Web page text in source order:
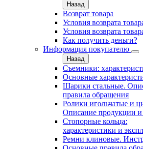
Назад
Возврат товара
Условия возврата
Условия возврата
Как получить деньги?
Информация покупателю
Назад
Съемники:
Основные
Шарики стальные.
правила обращения
Ролики игольчатые и
Описание продукции
Стопорные кольца:
характеристики и
Ремни клиновые.